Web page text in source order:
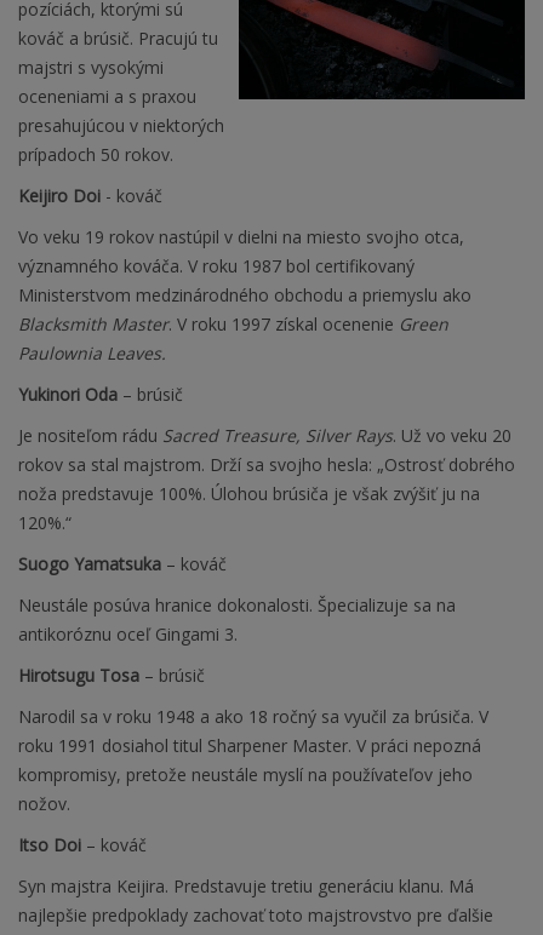
pozíciách, ktorými sú
kováč a brúsič. Pracujú tu
majstri s vysokými
oceneniami a s praxou
presahujúcou v niektorých
prípadoch 50 rokov.
Keijiro Doi - kováč
Vo veku 19 rokov nastúpil v dielni na miesto svojho otca,
významného kováča. V roku 1987 bol certifikovaný
Ministerstvom medzinárodného obchodu a priemyslu ako
Blacksmith Master. V roku 1997 získal ocenenie Green
Paulownia Leaves.
Yukinori Oda – brúsič
Je nositeľom rádu Sacred Treasure, Silver Rays. Už vo veku 20
rokov sa stal majstrom. Drží sa svojho hesla: „Ostrosť dobrého
noža predstavuje 100%. Úlohou brúsiča je však zvýšiť ju na
120%.“
Suogo Yamatsuka – kováč
Neustále posúva hranice dokonalosti. Špecializuje sa na
antikoróznu oceľ Gingami 3.
Hirotsugu Tosa – brúsič
Narodil sa v roku 1948 a ako 18 ročný sa vyučil za brúsiča. V
roku 1991 dosiahol titul Sharpener Master. V práci nepozná
kompromisy, pretože neustále myslí na používateľov jeho
nožov.
Itso Doi – kováč
Syn majstra Keijira. Predstavuje tretiu generáciu klanu. Má
najlepšie predpoklady zachovať toto majstrovstvo pre ďalšie